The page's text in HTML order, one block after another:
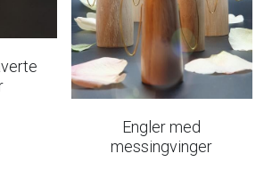
Engler med
messingvinger